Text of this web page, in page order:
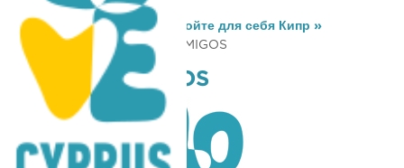
You are here: Home »Откройте для себя Кипр »
Gastronomy
» ACE TRES AMIGOS
ACE TRES AMIGOS